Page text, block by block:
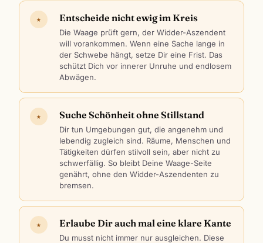
★ Entscheide nicht ewig im Kreis
Die Waage prüft gern, der Widder-Aszendent
will vorankommen. Wenn eine Sache lange in
der Schwebe hängt, setze Dir eine Frist. Das
schützt Dich vor innerer Unruhe und endlosem
Abwägen.
★ Suche Schönheit ohne Stillstand
Dir tun Umgebungen gut, die angenehm und
lebendig zugleich sind. Räume, Menschen und
Tätigkeiten dürfen stilvoll sein, aber nicht zu
schwerfällig. So bleibt Deine Waage-Seite
genährt, ohne den Widder-Aszendenten zu
bremsen.
★ Erlaube Dir auch mal eine klare Kante
Du musst nicht immer nur ausgleichen. Diese